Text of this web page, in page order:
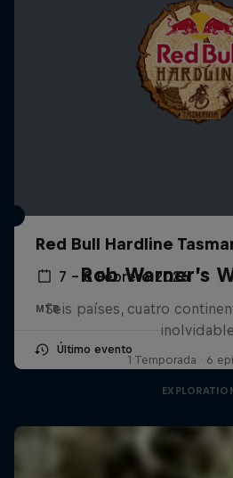
Red Bull Hardline
7 – 8 Febrero 2026
MTB
Último evento
Rob Warner’s
Seis países, cuatro
1 Temporada · 6